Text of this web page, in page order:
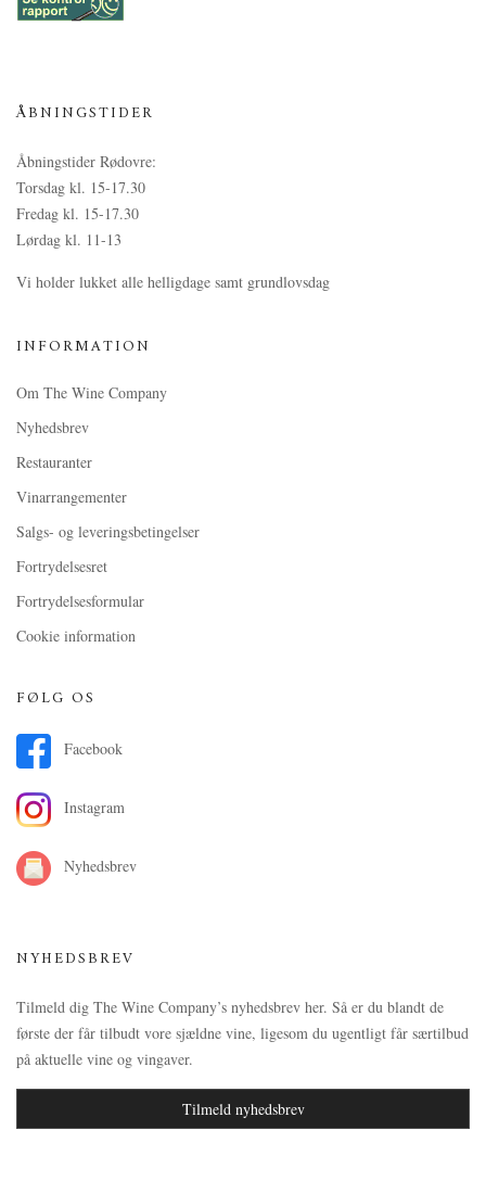
ÅBNINGSTIDER
Åbningstider Rødovre:
Torsdag kl. 15-17.30
Fredag kl. 15-17.30
Lørdag kl. 11-13
Vi holder lukket alle helligdage samt grundlovsdag
INFORMATION
Om The Wine Company
Nyhedsbrev
Restauranter
Vinarrangementer
Salgs- og leveringsbetingelser
Fortrydelsesret
Fortrydelsesformular
Cookie information
FØLG OS
Facebook
Instagram
Nyhedsbrev
NYHEDSBREV
Tilmeld dig The Wine Company’s nyhedsbrev her. Så er du blandt de
første der får tilbudt vore sjældne vine, ligesom du ugentligt får særtilbud
på aktuelle vine og vingaver.
Tilmeld nyhedsbrev